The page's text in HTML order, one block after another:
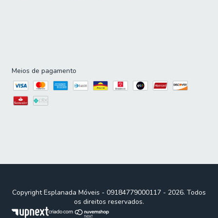
Meios de pagamento
Copyright Esplanada Móveis - 09184779000117 - 2026. Todos
os direitos reservados.